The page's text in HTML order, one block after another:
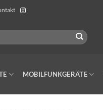
MOBILFUNKGERÄTE